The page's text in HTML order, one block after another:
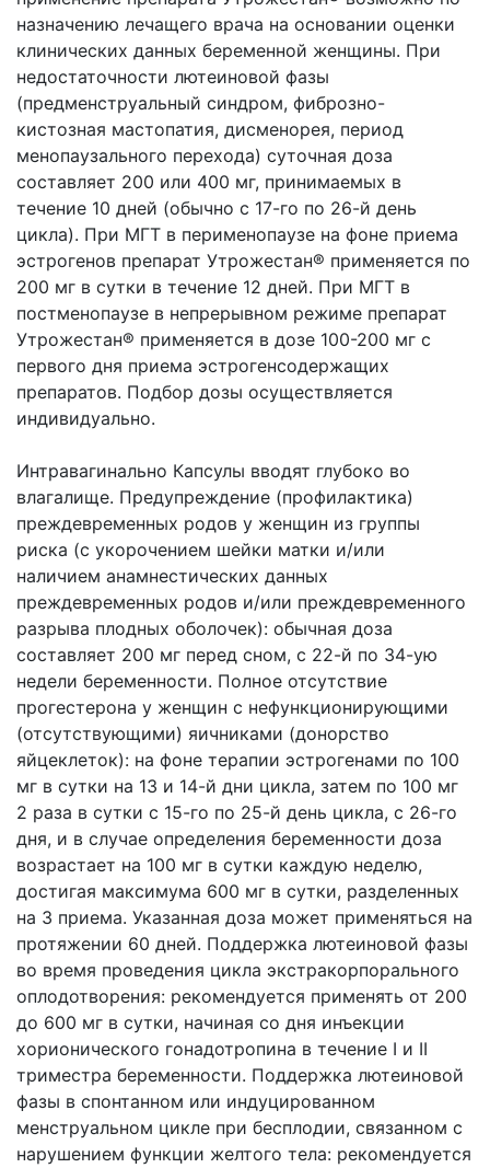
назначению лечащего врача на основании оценки
клинических данных беременной женщины. При
недостаточности лютеиновой фазы
(предменструальный синдром, фиброзно-
кистозная мастопатия, дисменорея, период
менопаузального перехода) суточная доза
составляет 200 или 400 мг, принимаемых в
течение 10 дней (обычно с 17-го по 26-й день
цикла). При МГТ в перименопаузе на фоне приема
эстрогенов препарат Утрожестан® применяется по
200 мг в сутки в течение 12 дней. При МГТ в
постменопаузе в непрерывном режиме препарат
Утрожестан® применяется в дозе 100-200 мг с
первого дня приема эстрогенсодержащих
препаратов. Подбор дозы осуществляется
индивидуально.
Интравагинально Капсулы вводят глубоко во
влагалище. Предупреждение (профилактика)
преждевременных родов у женщин из группы
риска (с укорочением шейки матки и/или
наличием анамнестических данных
преждевременных родов и/или преждевременного
разрыва плодных оболочек): обычная доза
составляет 200 мг перед сном, с 22-й по 34-ую
недели беременности. Полное отсутствие
прогестерона у женщин с нефункционирующими
(отсутствующими) яичниками (донорство
яйцеклеток): на фоне терапии эстрогенами по 100
мг в сутки на 13 и 14-й дни цикла, затем по 100 мг
2 раза в сутки с 15-го по 25-й день цикла, с 26-го
дня, и в случае определения беременности доза
возрастает на 100 мг в сутки каждую неделю,
достигая максимума 600 мг в сутки, разделенных
на 3 приема. Указанная доза может применяться на
протяжении 60 дней. Поддержка лютеиновой фазы
во время проведения цикла экстракорпорального
оплодотворения: рекомендуется применять от 200
до 600 мг в сутки, начиная со дня инъекции
хорионического гонадотропина в течение I и II
триместра беременности. Поддержка лютеиновой
фазы в спонтанном или индуцированном
менструальном цикле при бесплодии, связанном с
нарушением функции желтого тела: рекомендуется